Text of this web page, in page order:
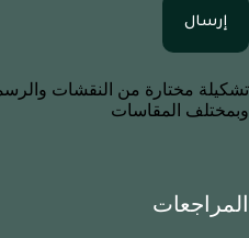
إرسال
تشكيلة مختارة من النقشات
وبمختلف المقاسات
المراجعات